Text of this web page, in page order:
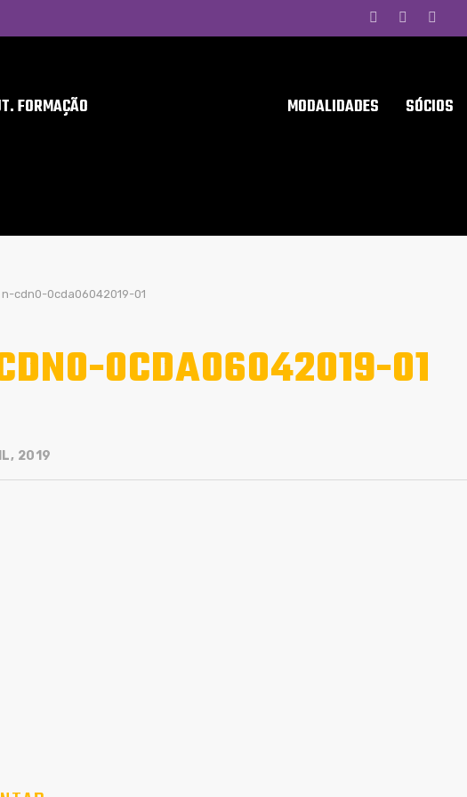
FORMAÇÃO MODALIDADES SÓCIOS
n-cdn0-0cda06042019-01
0CDA06042019-01
2019